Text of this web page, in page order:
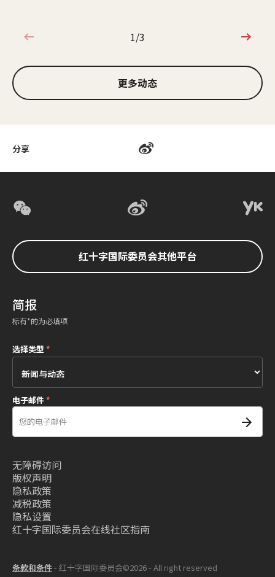
分享
1/3
1/3
更多动态
红十字国际委员会其他平台
简报
标有*的为必填项
选择类型*
电子邮件*
无障碍访问
版权声明
隐私政策
减税政策
隐私设置
红十字国际委员会在线社区指南
条款和条件- 红十字国际委员会©2026 - All right reserved